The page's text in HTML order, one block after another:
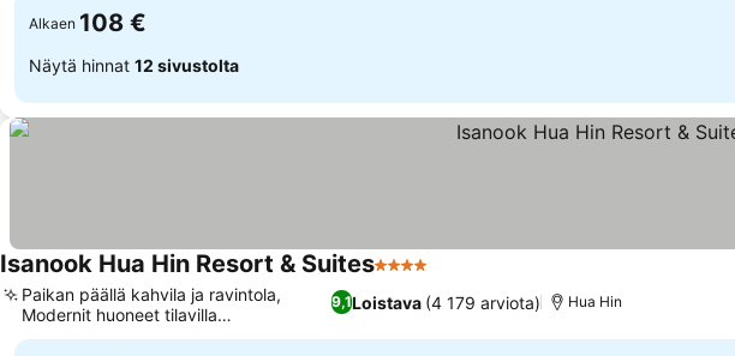
Alkaen 108 €
Näytä hinnat 12 sivustolta
Isanook Hua Hin Resort & Suites4 Tähtiluokitus
9,1Loistava (4 179 arviota)
Paikan päällä kahvila ja ravintola,
Modernit huoneet tilavilla
pohjaratkaisuilla
Hua Hin